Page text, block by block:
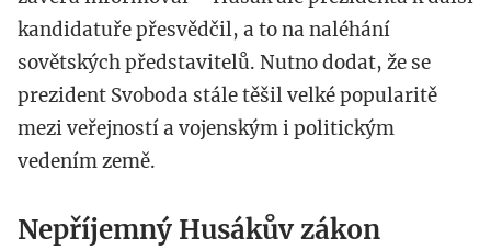
kandidatuře přesvědčil, a to na naléhání
sovětských představitelů. Nutno dodat, že se
prezident Svoboda stále těšil velké popularitě
mezi veřejností a vojenským i politickým
vedením země.
Nepříjemný Husákův zákon